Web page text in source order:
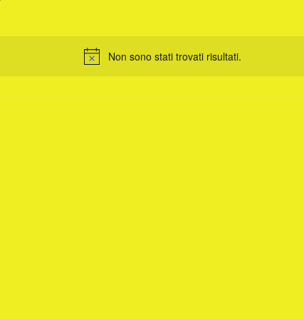
Notice
Non sono stati trovati risultati.